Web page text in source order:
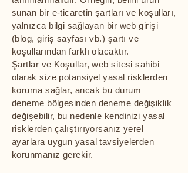
sunan bir e-ticaretin şartları ve koşulları,
yalnızca bilgi sağlayan bir web girişi
(blog, giriş sayfası vb.) şartı ve
koşullarından farklı olacaktır.
Şartlar ve Koşullar, web sitesi sahibi
olarak size potansiyel yasal risklerden
koruma sağlar, ancak bu durum
deneme bölgesinden deneme değişiklik
değişebilir, bu nedenle kendinizi yasal
risklerden çalıştırıyorsanız yerel
ayarlara uygun yasal tavsiyelerden
korunmanız gerekir.